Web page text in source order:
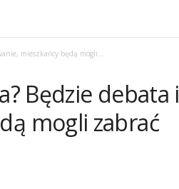
mieszkańcy będą mogli...
Będzie debata i
mogli zabrać